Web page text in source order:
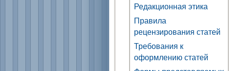
Редакционная этика
Правила
рецензирования статей
Требования к
оформлению статей